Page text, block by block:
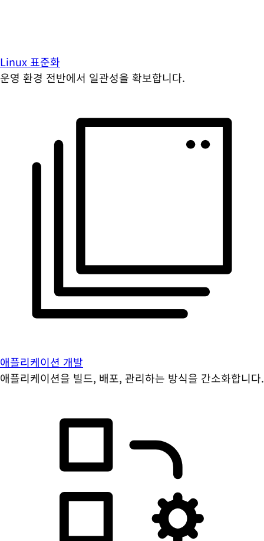
Linux 표준화
운영 환경 전반에서 일관성을 확보합니다.
애플리케이션 개발
애플리케이션을 빌드, 배포, 관리하는 방식을 간소화합니다.